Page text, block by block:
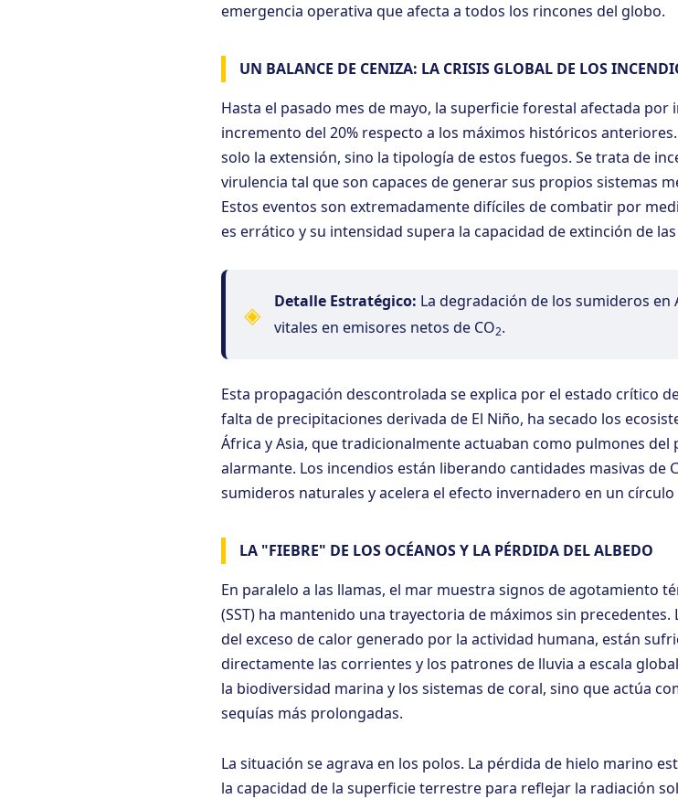
emergencia operativa que afecta a todos los rincones del globo.
UN BALANCE DE CENIZA: LA CRISIS GLOBAL DE LOS
Hasta el pasado mes de mayo, la superficie forestal afectada
incremento del 20% respecto a los máximos históricos
solo la extensión, sino la tipología de estos fuegos. Se trata de
virulencia tal que son capaces de generar sus propios sistemas
Estos eventos son extremadamente difíciles de combatir por
es errático y su intensidad supera la capacidad de extinción de
◈ Detalle Estratégico: La degradación de los sumideros
vitales en emisores netos de CO2.
Esta propagación descontrolada se explica por el estado crítico
falta de precipitaciones derivada de El Niño, ha secado los
África y Asia, que tradicionalmente actuaban como pulmones
alarmante. Los incendios están liberando cantidades masivas de
sumideros naturales y acelera el efecto invernadero en un círculo
LA "FIEBRE" DE LOS OCÉANOS Y LA PÉRDIDA DEL ALBEDO
En paralelo a las llamas, el mar muestra signos de agotamiento
(SST) ha mantenido una trayectoria de máximos sin
del exceso de calor generado por la actividad humana, están
directamente las corrientes y los patrones de lluvia a escala
la biodiversidad marina y los sistemas de coral, sino que actúa
sequías más prolongadas.
La situación se agrava en los polos. La pérdida de hielo marino
la capacidad de la superficie terrestre para reflejar la radiación